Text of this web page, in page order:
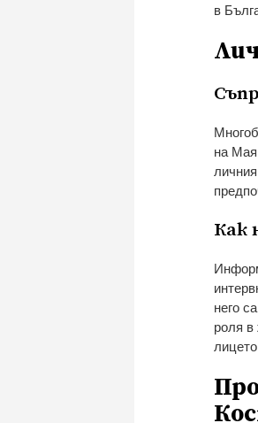
в
на Мая
Как
него
роля в